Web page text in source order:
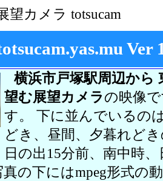
望カメラ totsucam
Ver
横浜市戸塚駅周辺から
望む展望カメラの映像
す。 下に並んでいるの
どき、昼間、夕暮れど
の出15分前、南中時
の下にはmpeg形式の